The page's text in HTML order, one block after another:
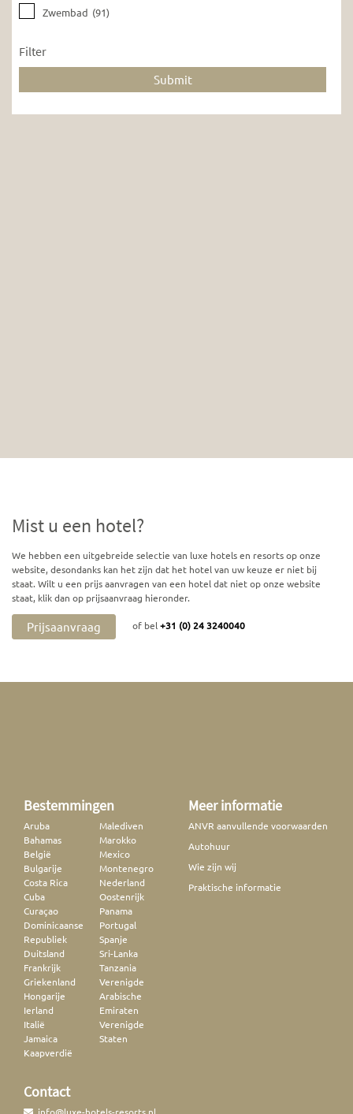
Zwembad (91)
Filter
Mist u een hotel?
We hebben een uitgebreide selectie van luxe hotels en resorts op onze
website, desondanks kan het zijn dat het hotel van uw keuze er niet bij
staat. Wilt u een prijs aanvragen van een hotel dat niet op onze website
staat, klik dan op prijsaanvraag hieronder.
Prijsaanvraag of bel+31 (0) 24 3240040
Bestemmingen
Aruba
Bahamas
België
Bulgarije
Costa Rica
Cuba
Curaçao
Dominicaanse
Republiek
Duitsland
Frankrijk
Griekenland
Hongarije
Ierland
Italië
Jamaica
Kaapverdië
Malediven
Marokko
Mexico
Montenegro
Nederland
Oostenrijk
Panama
Portugal
Spanje
Sri-Lanka
Tanzania
Verenigde
Arabische
Emiraten
Verenigde
Staten
Meer informatie
ANVR aanvullende voorwaarden
Autohuur
Wie zijn wij
Praktische informatie
Contact
info@luxe-hotels-resorts.nl